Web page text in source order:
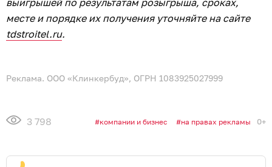
месте и порядке их получения уточняйте на сайте
tdstroitel.ru.
Реклама. ООО «Клинкербуд», ОГРН 1083925027999
3 798 компании и бизнес на правах рекламы 0+